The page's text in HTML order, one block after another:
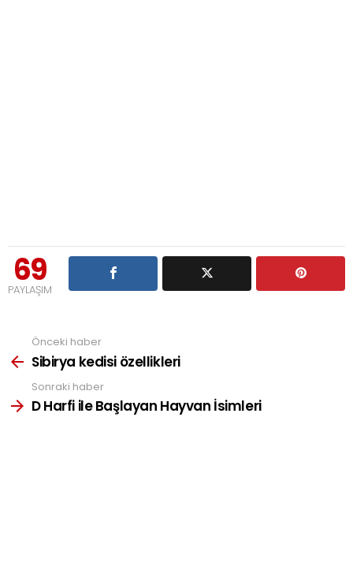
69
PAYLAŞIM
more
Önceki haber
Sibirya kedisi özellikleri
Sonraki haber
D Harfi ile Başlayan Hayvan İsimleri